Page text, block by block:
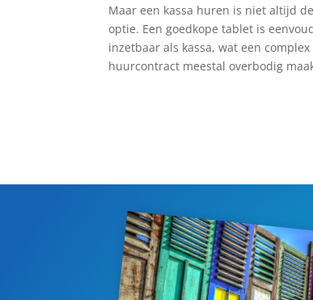
Maar een kassa huren is niet altijd
optie. Een goedkope tablet is
inzetbaar als kassa, wat een complex
huurcontract meestal overbodig